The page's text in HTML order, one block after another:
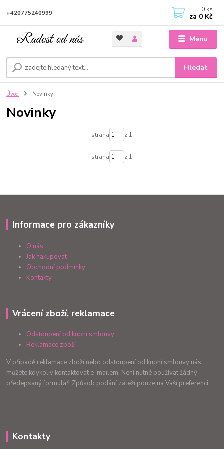
Menu
Hledat
+420775240999 0 ks
za 0 Kč
Úvod Novinky
Novinky
strana z 1
strana z 1
Informace pro zákazníky
O nás
Jak nakupovat
Obchodní podmínky
Kontakty
Vrácení zboží, reklamace
Odstoupení od kupní smlouvy
Reklamace zboží
V případě reklamace zboží nebo odstoupení od kupní smlouvy nás
můžete kdykoliv kontaktovat e-mailem. Není nutné používat žádný
předepsaný formulář. Způsob podání záleží pouze na Vaší preferenci.
Kontakty